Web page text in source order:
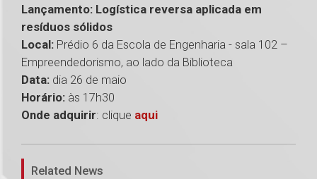
Lançamento: Logística reversa aplicada em
resíduos sólidos
Local: Prédio 6 da Escola de Engenharia - sala 102 –
Empreendedorismo, ao lado da Biblioteca
Data: dia 26 de maio
Horário: às 17h30
Onde adquirir: clique aqui1
Related News